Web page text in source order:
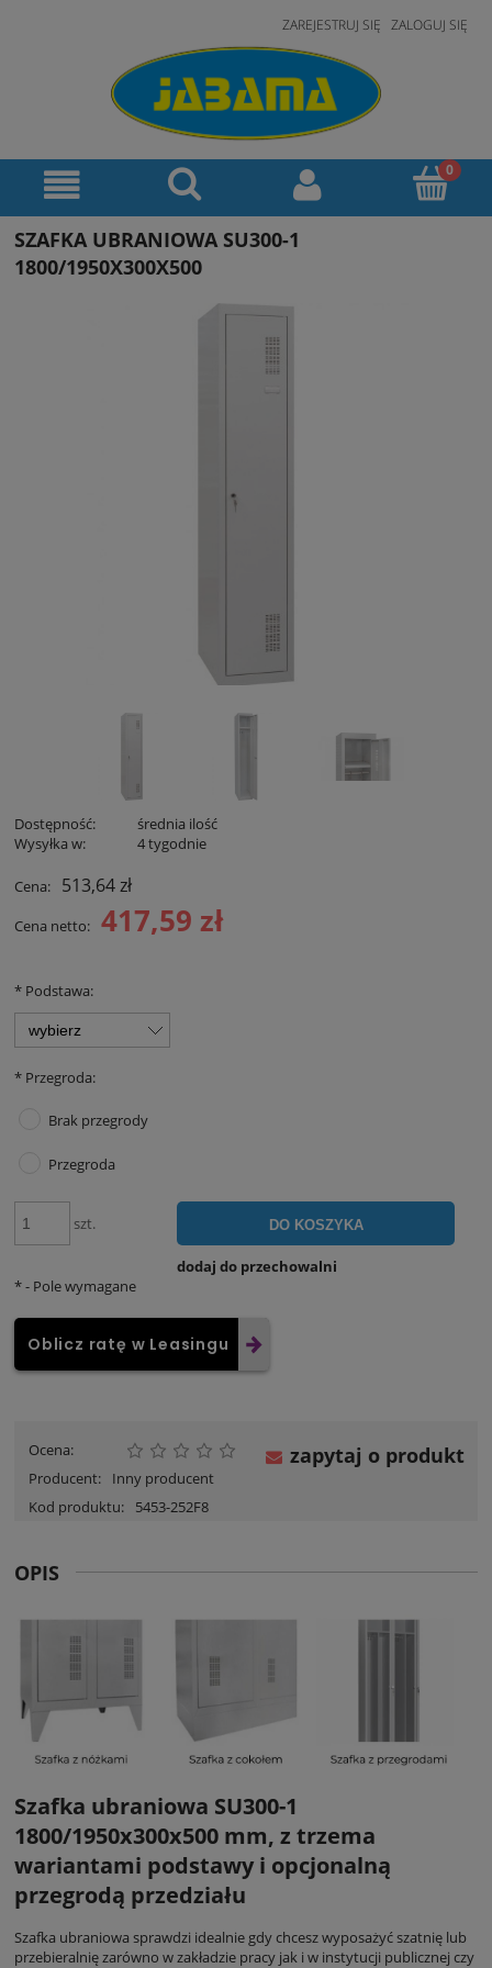
ZAREJESTRUJ SIĘ ZALOGUJ SIĘ
SZAFKA UBRANIOWA SU300-1
1800/1950X300X500
Dostępność:
średnia ilość
Wysyłka w:
4 tygodnie
Cena: 513,64 zł
Cena netto: 417,59 zł
* Podstawa:
* Przegroda:
Brak przegrody
Przegroda
szt. DO KOSZYKA
dodaj do przechowalni
*- Pole wymagane
Oblicz ratę w Leasingu
Ocena:
Producent:
Inny producent
Kod produktu:
5453-252F8
zapytaj o produkt
OPIS
Szafka ubraniowa SU300-1
1800/1950x300x500 mm, z trzema
wariantami podstawy i opcjonalną
przegrodą przedziału
Szafka ubraniowa sprawdzi idealnie gdy chcesz wyposażyć szatnię lub
przebieralnię zarówno w zakładzie pracy jak i w instytucji publicznej czy